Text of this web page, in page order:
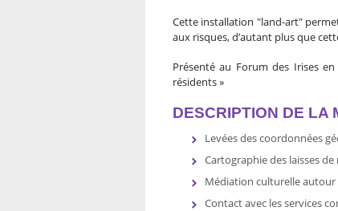
Cette installation "land-art"
aux risques, d’autant plus que
Présenté au Forum des Irises
résidents »
DESCRIPTION DE LA
Levées des coordonnées
Cartographie des laisses
Médiation culturelle autour
Contact avec les services